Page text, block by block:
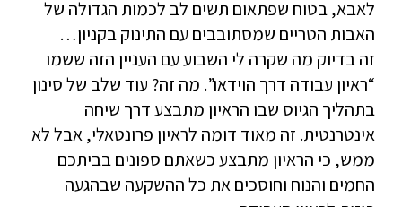
לאבא, בטוח שפתאום תשים לב לכמות הגדולה של
האבות הטריים שמסתובבים עם התינוק בקניון…
זה בדיוק מה שקרה לי השבוע עם העניין הזה ששמו
“ראיון עבודה דרך הוידאו”. מה זה? עוד שלב של סינון
בתהליך הגיוס שבו הראיון מתבצע דרך שיחה
אינטרנטית. זה מאוד דומה לראיון פרונטאלי, אבל לא
ממש, כי הראיון מתבצע כשאתם ספונים בביתכם
החמים והנוח וחוסכים את כל ההשקעה שבהגעה